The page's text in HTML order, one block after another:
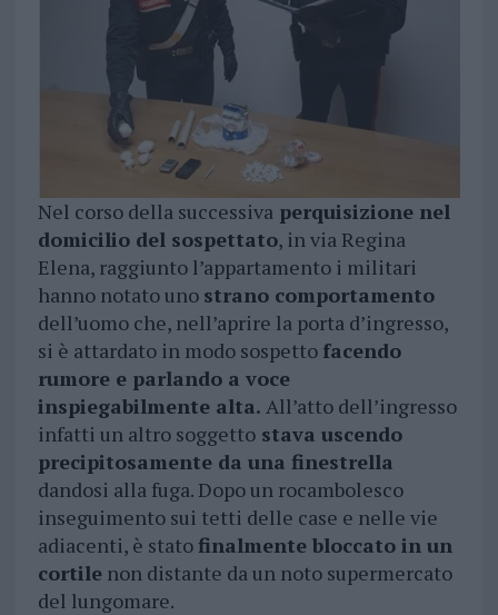
Nel corso della successivaperquisizione nel
domicilio del sospettato, in via Regina
Elena, raggiunto l’appartamento i militari
hanno notato uno strano comportamento
dell’uomo che, nell’aprire la porta d’ingresso,
si è attardato in modo sospetto facendo
rumore e parlando a voce
inspiegabilmente alta. All’atto dell’ingresso
infatti un altro soggettostava uscendo
precipitosamente da una finestrella
dandosi alla fuga. Dopo un rocambolesco
inseguimento sui tetti delle case e nelle vie
adiacenti, è statofinalmente bloccato in un
cortilenon distante da un noto supermercato
del lungomare.